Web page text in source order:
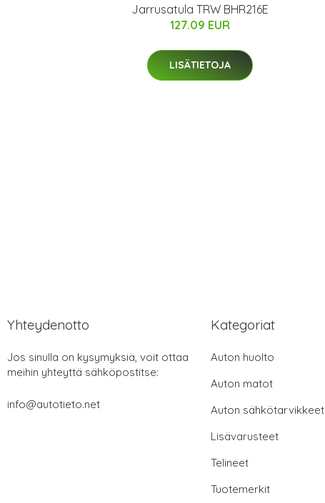
Jarrusatula TRW BHR216E
127.09 EUR
LISÄTIETOJA
Yhteydenotto
Jos sinulla on kysymyksiä, voit ottaa
meihin yhteyttä sähköpostitse:
info@autotieto.net
Kategoriat
Auton huolto
Auton matot
Auton sähkötarvikkeet
Lisävarusteet
Telineet
Tuotemerkit